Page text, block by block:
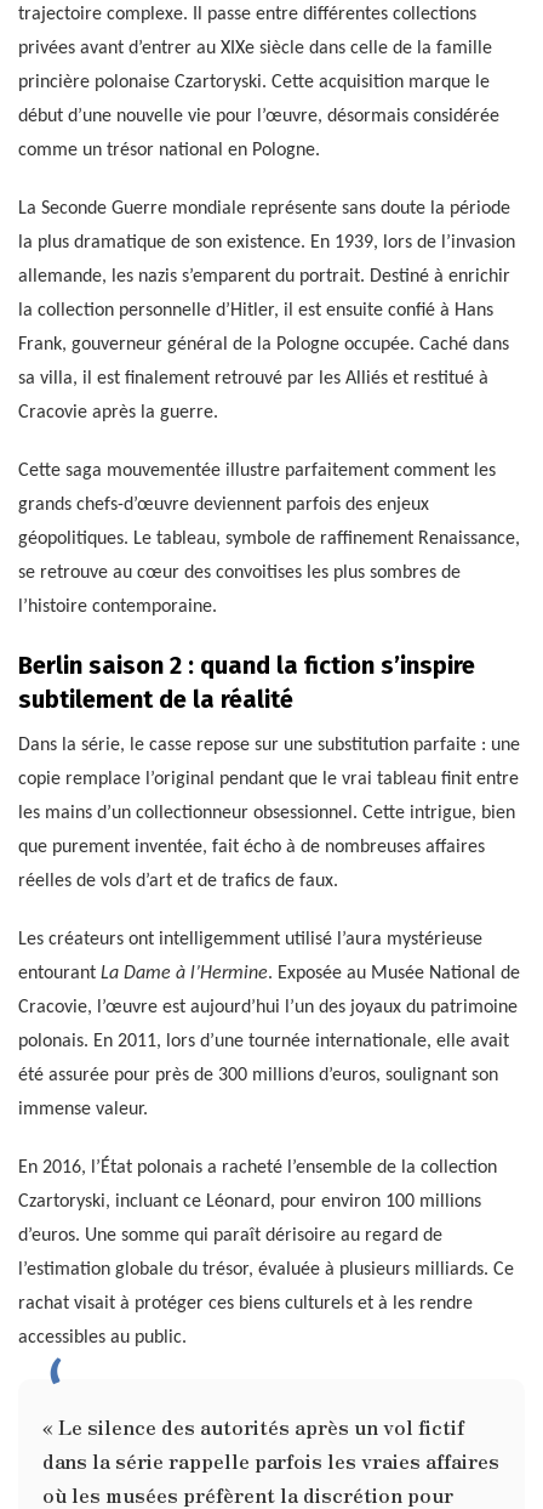
trajectoire complexe. Il passe entre différentes collections
privées avant d’entrer au XIXe siècle dans celle de la famille
princière polonaise Czartoryski. Cette acquisition marque le
début d’une nouvelle vie pour l’œuvre, désormais considérée
comme un trésor national en Pologne.
La Seconde Guerre mondiale représente sans doute la période
la plus dramatique de son existence. En 1939, lors de l’invasion
allemande, les nazis s’emparent du portrait. Destiné à enrichir
la collection personnelle d’Hitler, il est ensuite confié à Hans
Frank, gouverneur général de la Pologne occupée. Caché dans
sa villa, il est finalement retrouvé par les Alliés et restitué à
Cracovie après la guerre.
Cette saga mouvementée illustre parfaitement comment les
grands chefs-d’œuvre deviennent parfois des enjeux
géopolitiques. Le tableau, symbole de raffinement Renaissance,
se retrouve au cœur des convoitises les plus sombres de
l’histoire contemporaine.
Berlin saison 2 : quand la fiction s’inspire
subtilement de la réalité
Dans la série, le casse repose sur une substitution parfaite : une
copie remplace l’original pendant que le vrai tableau finit entre
les mains d’un collectionneur obsessionnel. Cette intrigue, bien
que purement inventée, fait écho à de nombreuses affaires
réelles de vols d’art et de trafics de faux.
Les créateurs ont intelligemment utilisé l’aura mystérieuse
entourant La Dame à l’Hermine. Exposée au Musée National de
Cracovie, l’œuvre est aujourd’hui l’un des joyaux du patrimoine
polonais. En 2011, lors d’une tournée internationale, elle avait
été assurée pour près de 300 millions d’euros, soulignant son
immense valeur.
En 2016, l’État polonais a racheté l’ensemble de la collection
Czartoryski, incluant ce Léonard, pour environ 100 millions
d’euros. Une somme qui paraît dérisoire au regard de
l’estimation globale du trésor, évaluée à plusieurs milliards. Ce
rachat visait à protéger ces biens culturels et à les rendre
accessibles au public.
« Le silence des autorités après un vol fictif
dans la série rappelle parfois les vraies affaires
où les musées préfèrent la discrétion pour